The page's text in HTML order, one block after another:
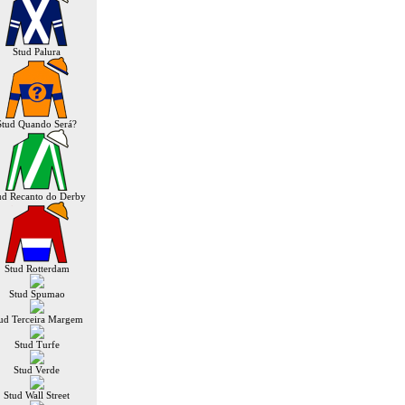
Stud Palura
Quando Será?
Recanto do Derby
Stud Rotterdam
Stud Spumao
Terceira Margem
Stud Turfe
Stud Verde
Stud Wall Street